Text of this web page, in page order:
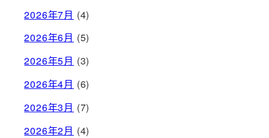
2026年7月 (4)
2026年6月 (5)
2026年5月 (3)
2026年4月 (6)
2026年3月 (7)
2026年2月 (4)